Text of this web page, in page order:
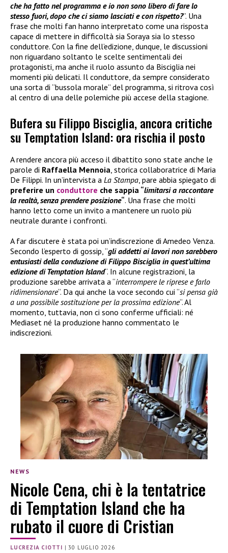
che ha fatto nel programma e io non sono libero di fare lo
stesso fuori, dopo che ci siamo lasciati e con rispetto?”. Una
frase che molti fan hanno interpretato come una risposta
capace di mettere in difficoltà sia Soraya sia lo stesso
conduttore. Con la fine dell’edizione, dunque, le discussioni
non riguardano soltanto le scelte sentimentali dei
protagonisti, ma anche il ruolo assunto da Bisciglia nei
momenti più delicati. Il conduttore, da sempre considerato
una sorta di “bussola morale” del programma, si ritrova così
al centro di una delle polemiche più accese della stagione.
Bufera su Filippo Bisciglia, ancora critiche
su Temptation Island: ora rischia il posto
A rendere ancora più acceso il dibattito sono state anche le
parole di Raffaella Mennoia, storica collaboratrice di Maria
De Filippi. In un’intervista a La Stampa, pare abbia spiegato di
preferire un conduttore che sappia “limitarsi a raccontare
la realtà, senza prendere posizione“. Una frase che molti
hanno letto come un invito a mantenere un ruolo più
neutrale durante i confronti.
A far discutere è stata poi un’indiscrezione di Amedeo Venza.
Secondo l’esperto di gossip, “gli addetti ai lavori non sarebbero
entusiasti della conduzione di Filippo Bisciglia in quest’ultima
edizione di Temptation Island“. In alcune registrazioni, la
produzione sarebbe arrivata a “interrompere le riprese e farlo
ridimensionare“. Da qui anche la voce secondo cui “si pensa già
a una possibile sostituzione per la prossima edizione“. Al
momento, tuttavia, non ci sono conferme ufficiali: né
Mediaset né la produzione hanno commentato le
indiscrezioni.
NEWS
Nicole Cena, chi è la tentatrice
di Temptation Island che ha
rubato il cuore di Cristian
LUCREZIA CIOTTI |30 LUGLIO 2026